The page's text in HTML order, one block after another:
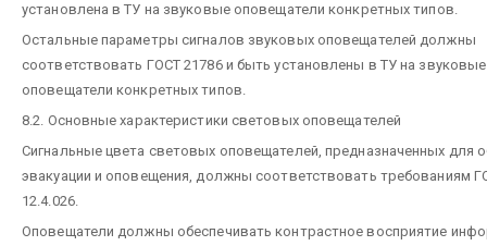
установлена в ТУ на звуковые оповещатели конкретных типов.
Остальные параметры сигналов звуковых оповещателей должны
соответствовать ГОСТ 21786 и быть установлены в ТУ на звуковые
оповещатели конкретных типов.
8.2. Основные характеристики световых оповещателей
Сигнальные цвета световых оповещателей, предназначенных для
эвакуации и оповещения, должны соответствовать требованиям
12.4.026.
Оповещатели должны обеспечивать контрастное восприятие